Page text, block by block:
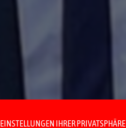
EINSTELLUNGEN IHRER PRIVATSPHÄRE